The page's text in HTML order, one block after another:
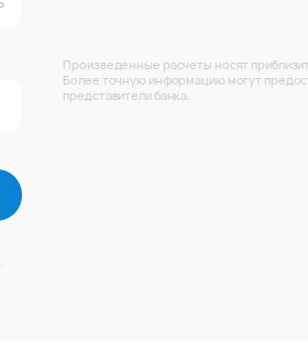
Произведенные расчеты носят
Более точную информацию могут
представители банка.